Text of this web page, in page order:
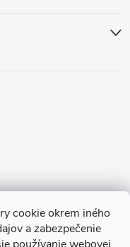
cookie okrem iného
a zabezpečenie